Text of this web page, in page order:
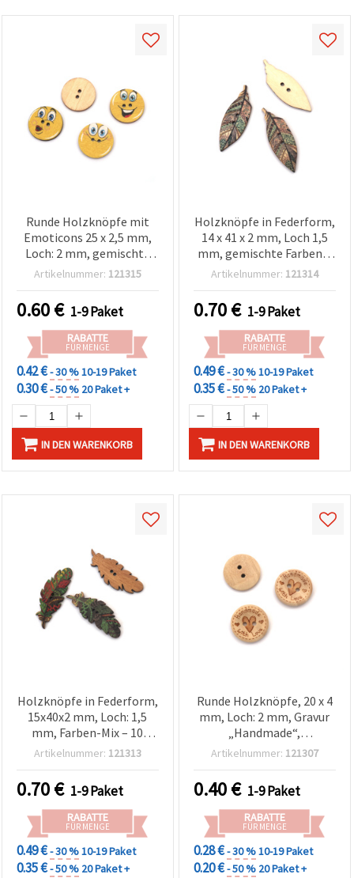
Runde Holzknöpfe mit
Emoticons 25 x 2,5 mm,
Loch: 2 mm, gemischte
Motive – 10 Stück
Artikelnummer: 121315
0.60€ 1-9 Paket
RABATTE
FÜR MENGE
0.42 €- 30 %10-19 Paket
0.30 €- 50 % 20 Paket +
IN DEN WARENKORB
Holzknöpfe in Federform,
14 x 41 x 2 mm, Loch 1,5
mm, gemischte Farben –
10 Stück
Artikelnummer: 121314
0.70€ 1-9 Paket
RABATTE
FÜR MENGE
0.49 €- 30 %10-19 Paket
0.35 €- 50 % 20 Paket +
IN DEN WARENKORB
Holzknöpfe in Federform,
15x40x2 mm, Loch: 1,5
mm, Farben-Mix – 10
Stück
Artikelnummer: 121313
0.70€ 1-9 Paket
RABATTE
FÜR MENGE
0.49 €- 30 %10-19 Paket
0.35 €- 50 % 20 Paket +
Runde Holzknöpfe, 20 x 4
mm, Loch: 2 mm, Gravur
„Handmade“,
Naturholzfarbe – 10 Stück
Artikelnummer: 121307
0.40€ 1-9 Paket
RABATTE
FÜR MENGE
0.28 €- 30 %10-19 Paket
0.20 €- 50 % 20 Paket +